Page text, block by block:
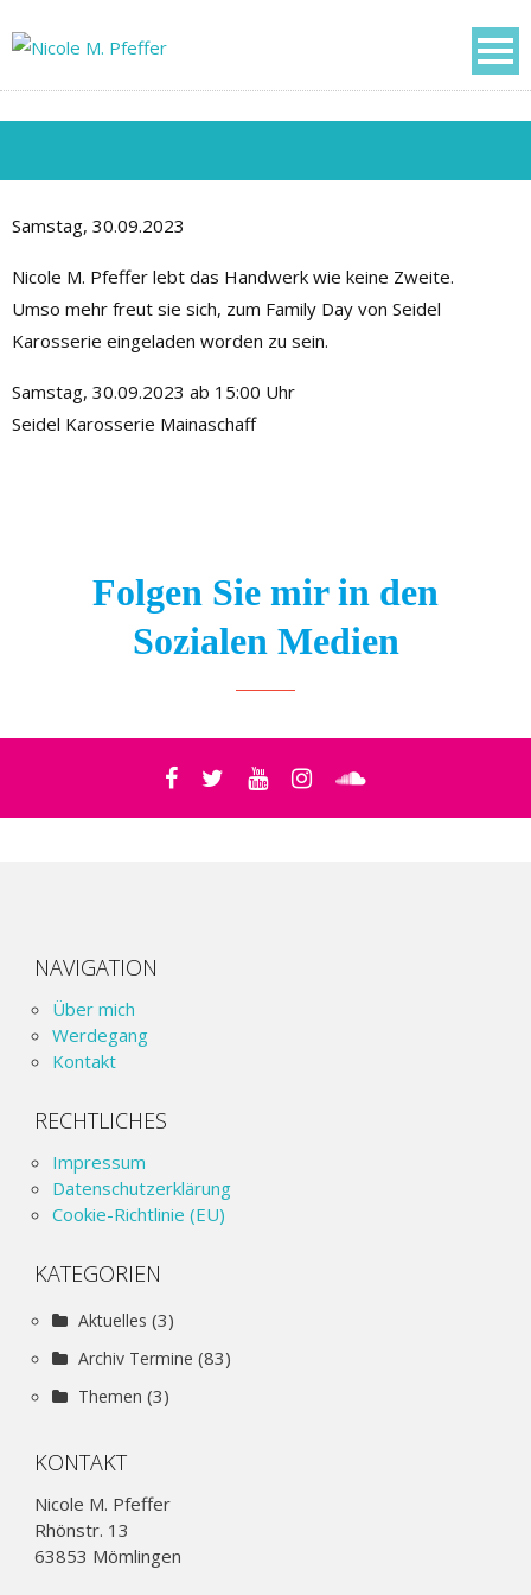
Samstag, 30.09.2023
Nicole M. Pfeffer lebt das Handwerk wie keine Zweite.
Umso mehr freut sie sich, zum Family Day von Seidel
Karosserie eingeladen worden zu sein.
Samstag, 30.09.2023 ab 15:00 Uhr
Seidel Karosserie Mainaschaff
Folgen Sie mir in den
Sozialen Medien
NAVIGATION
Über mich
Werdegang
Kontakt
RECHTLICHES
Impressum
Datenschutzerklärung
Cookie-Richtlinie (EU)
KATEGORIEN
Aktuelles (3)
Archiv Termine (83)
Themen (3)
KONTAKT
Nicole M. Pfeffer
Rhönstr. 13
63853 Mömlingen